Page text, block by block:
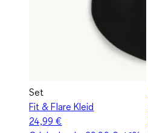
Set
Fit & Flare Kleid
24,99 €